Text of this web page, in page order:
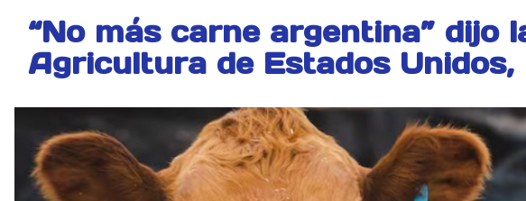
“No más carne argentina” dijo
Agricultura de Estados Unidos,